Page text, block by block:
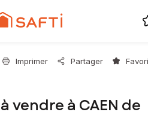
Imprimer Partager
vendre à CAEN de